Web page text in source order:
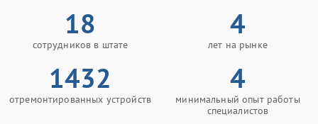
18
сотрудников в штате
4
лет на рынке
1432
отремонтированных устройств
4
минимальный опыт работы
специалистов